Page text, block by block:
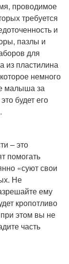
проводимое
требуется
и
пазлы и
для
из пластилина
немного
малыша за
будет его
– это
помогать
«суют свои
Не
ему
кропотливо
этом вы не
часть